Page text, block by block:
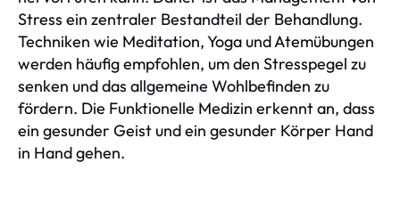
Stress ein zentraler Bestandteil der Behandlung.
Techniken wie Meditation, Yoga und Atemübungen
werden häufig empfohlen, um den Stresspegel zu
senken und das allgemeine Wohlbefinden zu
fördern. Die Funktionelle Medizin erkennt an, dass
ein gesunder Geist und ein gesunder Körper Hand
in Hand gehen.